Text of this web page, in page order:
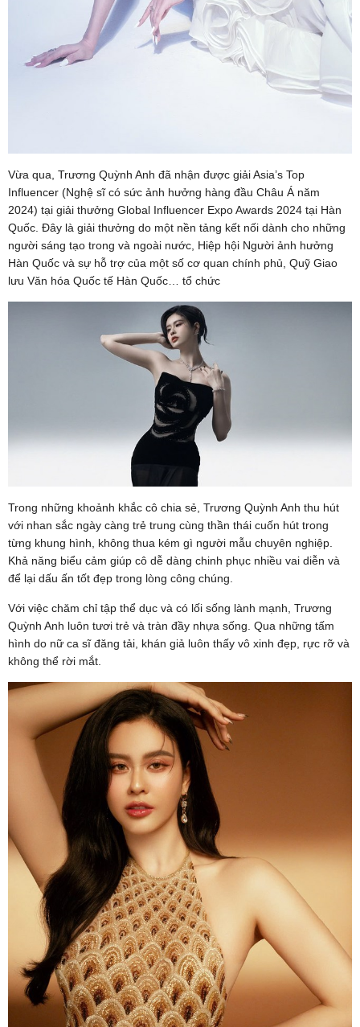
Vừa qua, Trương Quỳnh Anh đã nhận được giải Asia’s Top
Influencer (Nghệ sĩ có sức ảnh hưởng hàng đầu Châu Á năm
2024) tại giải thưởng Global Influencer Expo Awards 2024 tại Hàn
Quốc. Đây là giải thưởng do một nền tảng kết nối dành cho những
người sáng tạo trong và ngoài nước, Hiệp hội Người ảnh hưởng
Hàn Quốc và sự hỗ trợ của một số cơ quan chính phủ, Quỹ Giao
lưu Văn hóa Quốc tế Hàn Quốc… tổ chức
Trong những khoảnh khắc cô chia sẻ, Trương Quỳnh Anh thu hút
với nhan sắc ngày càng trẻ trung cùng thần thái cuốn hút trong
từng khung hình, không thua kém gì người mẫu chuyên nghiệp.
Khả năng biểu cảm giúp cô dễ dàng chinh phục nhiều vai diễn và
để lại dấu ấn tốt đẹp trong lòng công chúng.
Với việc chăm chỉ tập thể dục và có lối sống lành mạnh, Trương
Quỳnh Anh luôn tươi trẻ và tràn đầy nhựa sống. Qua những tấm
hình do nữ ca sĩ đăng tải, khán giả luôn thấy vô xinh đẹp, rực rỡ và
không thể rời mắt.